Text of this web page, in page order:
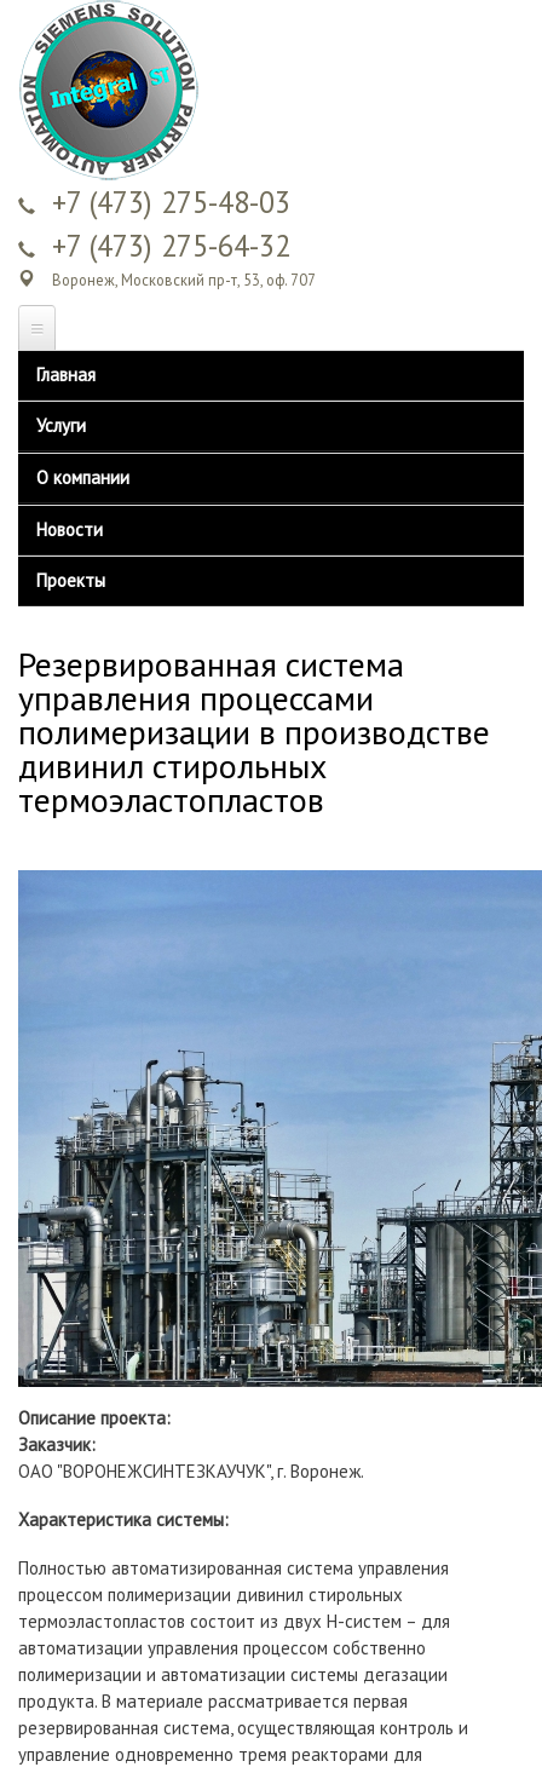
содержанию
+7 (473) 275-48-03
+7 (473) 275-64-32
Воронеж, Московский пр-т, 53, оф. 707
Главная
Услуги
Обучение
Сервисное обслуживание
Конвейерные весы SIEMENS Milltronics
Оборудование Harrer&Kassen
О компании
Контакты
Отзывы
Новости
Проекты
Вы здесь
Резервированная система
управления процессами
полимеризации в производстве
дивинил стирольных
термоэластопластов
Описание проекта:
Заказчик:
ОАО "ВОРОНЕЖСИНТЕЗКАУЧУК", г. Воронеж.
Характеристика системы:
Полностью автоматизированная система управления
процессом полимеризации дивинил стирольных
термоэластопластов состоит из двух H-систем – для
автоматизации управления процессом собственно
полимеризации и автоматизации системы дегазации
продукта. В материале рассматривается первая
резервированная система, осуществляющая контроль и
управление одновременно тремя реакторами для